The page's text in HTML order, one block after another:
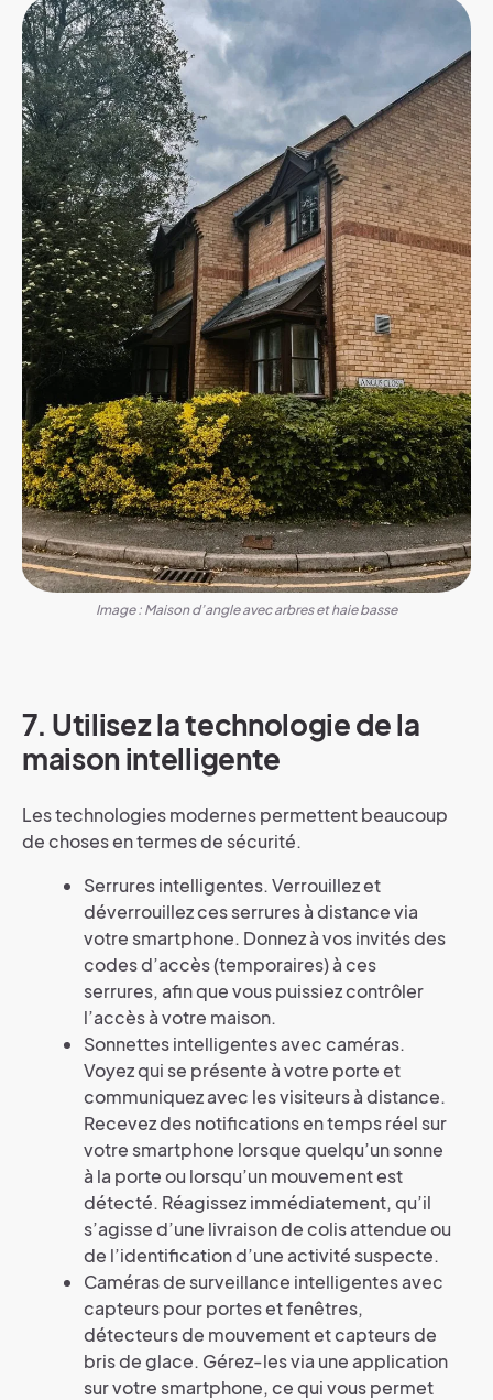
Image : Maison d’angle avec arbres et haie basse
7. Utilisez la technologie de la
maison intelligente
Les technologies modernes permettent beaucoup
de choses en termes de sécurité.
Serrures intelligentes. Verrouillez et
déverrouillez ces serrures à distance via
votre smartphone. Donnez à vos invités des
codes d’accès (temporaires) à ces
serrures, afin que vous puissiez contrôler
l’accès à votre maison.
Sonnettes intelligentes avec caméras.
Voyez qui se présente à votre porte et
communiquez avec les visiteurs à distance.
Recevez des notifications en temps réel sur
votre smartphone lorsque quelqu’un sonne
à la porte ou lorsqu’un mouvement est
détecté. Réagissez immédiatement, qu’il
s’agisse d’une livraison de colis attendue ou
de l’identification d’une activité suspecte.
Caméras de surveillance intelligentes avec
capteurs pour portes et fenêtres,
détecteurs de mouvement et capteurs de
bris de glace. Gérez-les via une application
sur votre smartphone, ce qui vous permet